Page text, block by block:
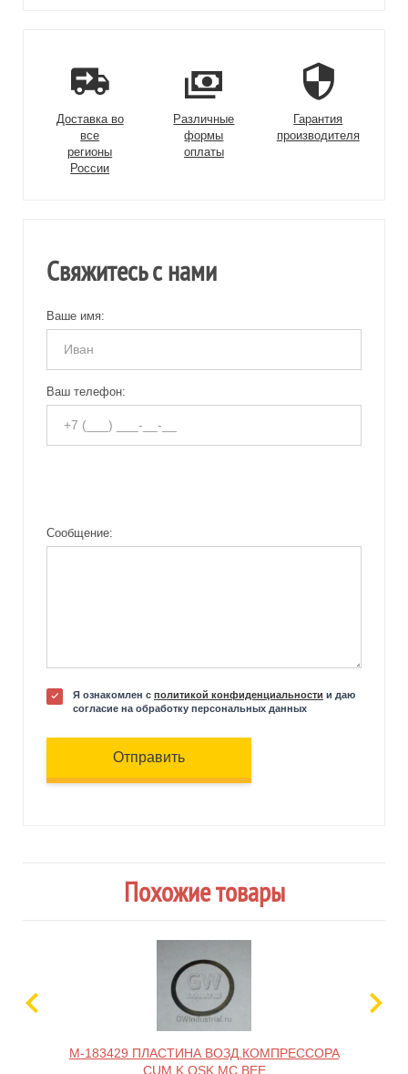
Доставка во
все
регионы
России
Различные
формы
оплаты
Гарантия
производителя
Свяжитесь с нами
Ваше имя:
Ваш телефон:
Сообщение:
Я ознакомлен с политикой конфиденциальности и даю
согласие на обработку персональных данных
Отправить
Похожие товары
M-183429 ПЛАСТИНА ВОЗД.КОМПРЕССОРА
CUM K,QSK MC BEE